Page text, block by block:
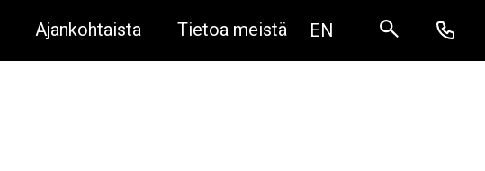
Ajankohtaista Tietoa meistä EN